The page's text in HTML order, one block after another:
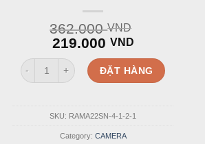
362.000VND
Original
price
was:
362.000 VND.
219.000 VNDCurrent
price
is:
219.000
Dây Máy Ảnh Da Ram A22 Đen Tuyền Cao
ĐẶT HÀNG
SKU: RAMA22SN-4-1-2-1
Category: CAMERA